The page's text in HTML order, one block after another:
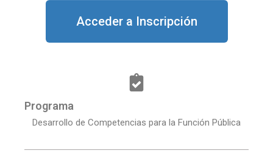
Acceder a Inscripción
Programa
Desarrollo de Competencias para la Función Pública